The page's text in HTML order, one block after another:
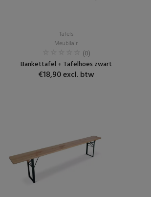
Tafels
Meubilair
(0)
Bankettafel + Tafelhoes zwart
€18,90 excl. btw